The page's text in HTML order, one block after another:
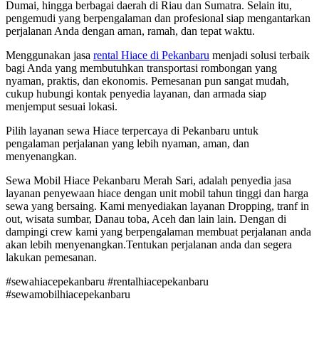
Dumai, hingga berbagai daerah di Riau dan Sumatra. Selain itu,
pengemudi yang berpengalaman dan profesional siap mengantarkan
perjalanan Anda dengan aman, ramah, dan tepat waktu.
Menggunakan jasa rental Hiace di Pekanbaru menjadi solusi terbaik
bagi Anda yang membutuhkan transportasi rombongan yang
nyaman, praktis, dan ekonomis. Pemesanan pun sangat mudah,
cukup hubungi kontak penyedia layanan, dan armada siap
menjemput sesuai lokasi.
Pilih layanan sewa Hiace terpercaya di Pekanbaru untuk
pengalaman perjalanan yang lebih nyaman, aman, dan
menyenangkan.
Sewa Mobil Hiace Pekanbaru Merah Sari, adalah penyedia jasa
layanan penyewaan hiace dengan unit mobil tahun tinggi dan harga
sewa yang bersaing. Kami menyediakan layanan Dropping, tranf in
out, wisata sumbar, Danau toba, Aceh dan lain lain. Dengan di
dampingi crew kami yang berpengalaman membuat perjalanan anda
akan lebih menyenangkan.Tentukan perjalanan anda dan segera
lakukan pemesanan.
#sewahiacepekanbaru #rentalhiacepekanbaru
#sewamobilhiacepekanbaru